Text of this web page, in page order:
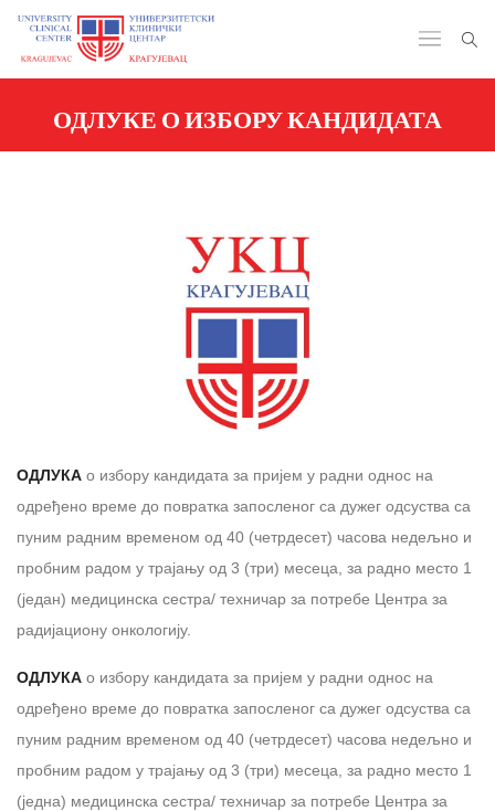
ОДЛУКЕ О ИЗБОРУ КАНДИДАТА
ОДЛУКА о избору кандидата за пријем у радни однос на
одређено време до повратка запосленог са дужег одсуства са
пуним радним временом од 40 (четрдесет) часова недељно и
пробним радом у трајању од 3 (три) месеца, за радно место 1
(један) медицинска сестра/ техничар за потребе Центра за
радијациону онкологију.
ОДЛУКА о избору кандидата за пријем у радни однос на
одређено време до повратка запосленог са дужег одсуства са
пуним радним временом од 40 (четрдесет) часова недељно и
пробним радом у трајању од 3 (три) месеца, за раднo местo 1
(једна) медицинска сестра/ техничар за потребе Центра за